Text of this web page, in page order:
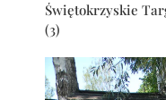
Świętokrzyskie
(3)